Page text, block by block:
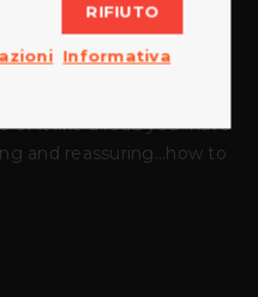
of it like a road you have
and reassuring...how to
RIFIUTO
Informativa